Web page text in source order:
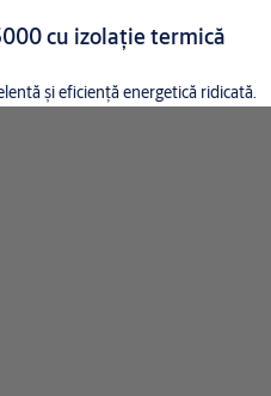
cu izolație termică
și eficiență energetică ridicată.